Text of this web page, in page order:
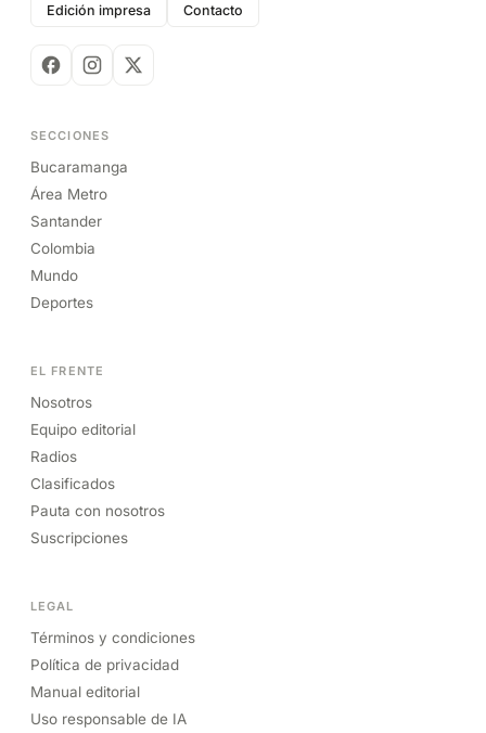
Edición impresa Contacto
SECCIONES
Bucaramanga
Área Metro
Santander
Colombia
Mundo
Deportes
EL FRENTE
Nosotros
Equipo editorial
Radios
Clasificados
Pauta con nosotros
Suscripciones
LEGAL
Términos y condiciones
Política de privacidad
Manual editorial
Uso responsable de IA